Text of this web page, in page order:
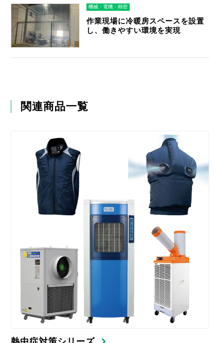
機械・電機・精密
作業現場に冷暖房スペースを設置
し、働きやすい環境を実現
関連商品一覧